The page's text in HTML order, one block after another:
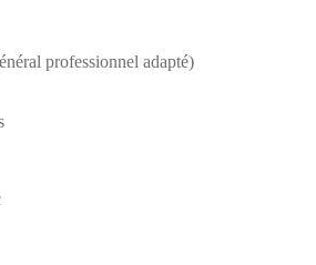
professionnel adapté)